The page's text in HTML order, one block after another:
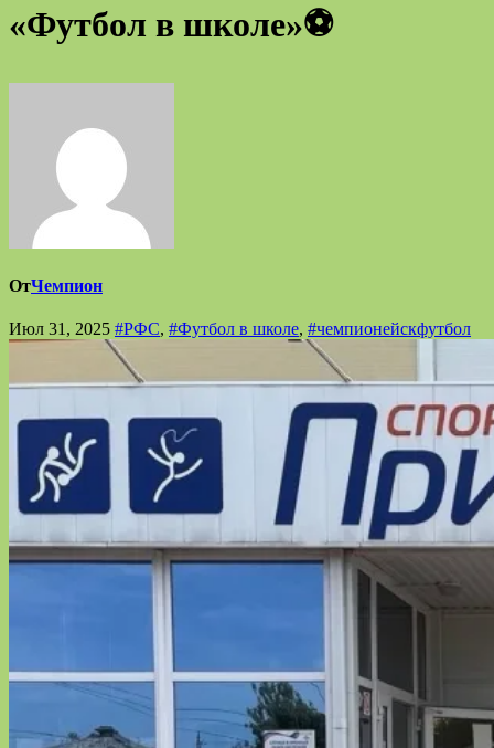
«Футбол в школе»⚽
ОтЧемпион
Июл 31, 2025 #РФС, #Футбол в школе, #чемпионейскфутбол